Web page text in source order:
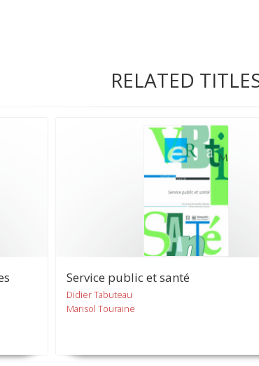
RELATED
Service public et santé
Didier Tabuteau
Marisol Touraine